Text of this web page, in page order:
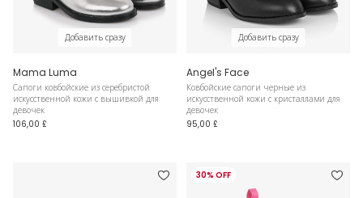
Добавить сразу
Mama Luma
Сапоги ковбойские из серебристой
искусственной кожи с вышивкой для
девочек
106,00 £
Добавить сразу
Angel's Face
Ковбойские сапоги черные из
искусственной кожи с кристаллами для
девочек
95,00 £
30% OFF